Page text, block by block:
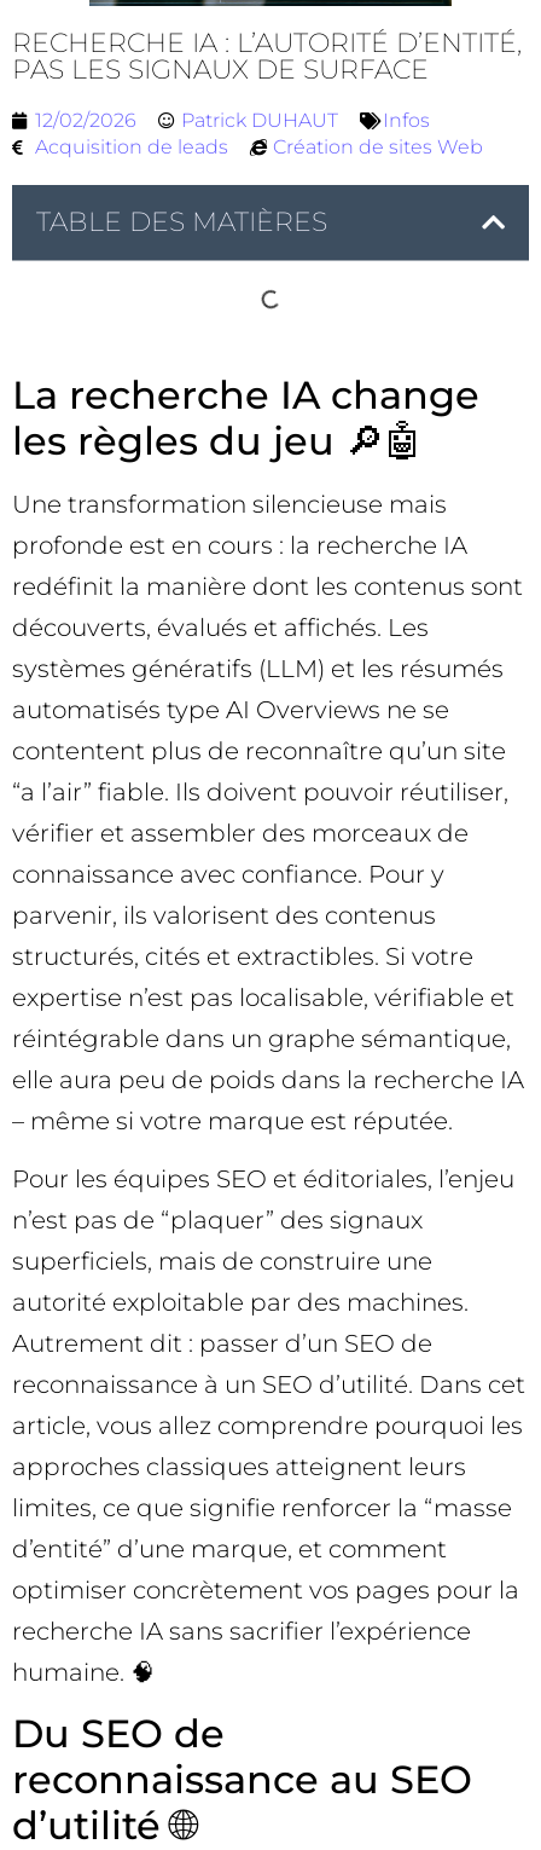
RECHERCHE IA : L’AUTORITÉ D’ENTITÉ,
PAS LES SIGNAUX DE SURFACE
12/02/2026 Patrick DUHAUT
Infos
Acquisition de leads
Création de sites Web
TABLE DES MATIÈRES
La recherche IA change
les règles du jeu 🔎🤖
Une transformation silencieuse mais
profonde est en cours : la recherche IA
redéfinit la manière dont les contenus sont
découverts, évalués et affichés. Les
systèmes génératifs (LLM) et les résumés
automatisés type AI Overviews ne se
contentent plus de reconnaître qu’un site
“a l’air” fiable. Ils doivent pouvoir réutiliser,
vérifier et assembler des morceaux de
connaissance avec confiance. Pour y
parvenir, ils valorisent des contenus
structurés, cités et extractibles. Si votre
expertise n’est pas localisable, vérifiable et
réintégrable dans un graphe sémantique,
elle aura peu de poids dans la recherche IA
– même si votre marque est réputée.
Pour les équipes SEO et éditoriales, l’enjeu
n’est pas de “plaquer” des signaux
superficiels, mais de construire une
autorité exploitable par des machines.
Autrement dit : passer d’un SEO de
reconnaissance à un SEO d’utilité. Dans cet
article, vous allez comprendre pourquoi les
approches classiques atteignent leurs
limites, ce que signifie renforcer la “masse
d’entité” d’une marque, et comment
optimiser concrètement vos pages pour la
recherche IA sans sacrifier l’expérience
humaine. 🧠
Du SEO de
reconnaissance au SEO
d’utilité 🌐